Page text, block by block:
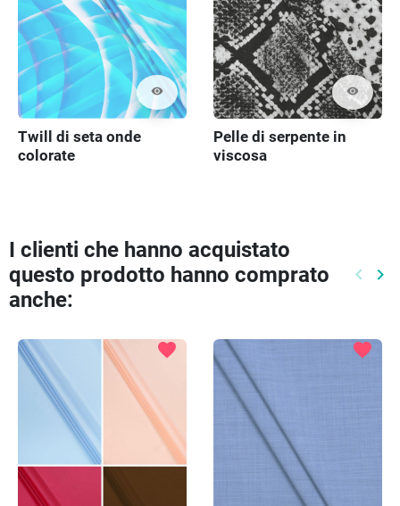
visibility
Twill di seta onde
colorate
visibility
Pelle di serpente in
viscosa
I clienti che hanno acquistato
questo prodotto hanno comprato
anche:
keyboard_arrow_left keyboard_arrow_right
favorite favorite